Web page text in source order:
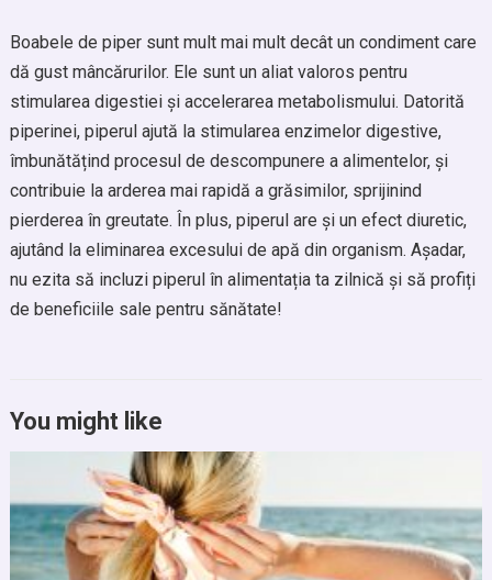
Boabele de piper sunt mult mai mult decât un condiment care
dă gust mâncărurilor. Ele sunt un aliat valoros pentru
stimularea digestiei și accelerarea metabolismului. Datorită
piperinei, piperul ajută la stimularea enzimelor digestive,
îmbunătățind procesul de descompunere a alimentelor, și
contribuie la arderea mai rapidă a grăsimilor, sprijinind
pierderea în greutate. În plus, piperul are și un efect diuretic,
ajutând la eliminarea excesului de apă din organism. Așadar,
nu ezita să incluzi piperul în alimentația ta zilnică și să profiți
de beneficiile sale pentru sănătate!
You might like